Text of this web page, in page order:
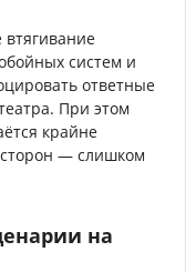
систем и
ответные
При этом
крайне
— слишком
на